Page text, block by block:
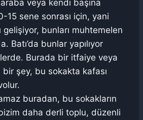
veya kendi başına
15 sene sonrası için, yani
gelişiyor, bunları muhtemelen
Batı’da bunlar yapılıyor
Burada bir itfaiye veya
şey, bu sokakta kafası
buradan, bu sokakların
daha derli toplu, düzenli